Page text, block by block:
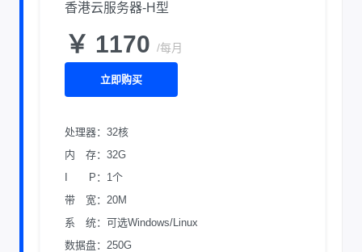
香港云服务器-H型
￥ 1170 /每月
立即购买
处理器：32核
内 存：32G
I P：1个
带 宽：20M
系 统：可选Windows/Linux
数据盘：250G